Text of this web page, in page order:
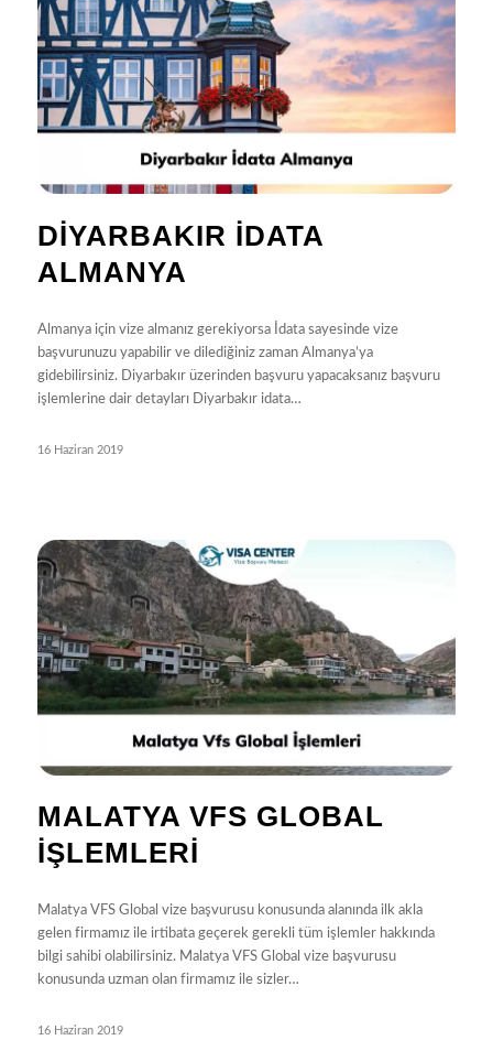
DIYARBAKIR İDATA
ALMANYA
Almanya için vize almanız gerekiyorsa İdata sayesinde vize
başvurunuzu yapabilir ve dilediğiniz zaman Almanya’ya
gidebilirsiniz. Diyarbakır üzerinden başvuru yapacaksanız başvuru
işlemlerine dair detayları Diyarbakır idata…
16 Haziran 2019
MALATYA VFS GLOBAL
İŞLEMLERI
Malatya VFS Global vize başvurusu konusunda alanında ilk akla
gelen firmamız ile irtibata geçerek gerekli tüm işlemler hakkında
bilgi sahibi olabilirsiniz. Malatya VFS Global vize başvurusu
konusunda uzman olan firmamız ile sizler…
16 Haziran 2019